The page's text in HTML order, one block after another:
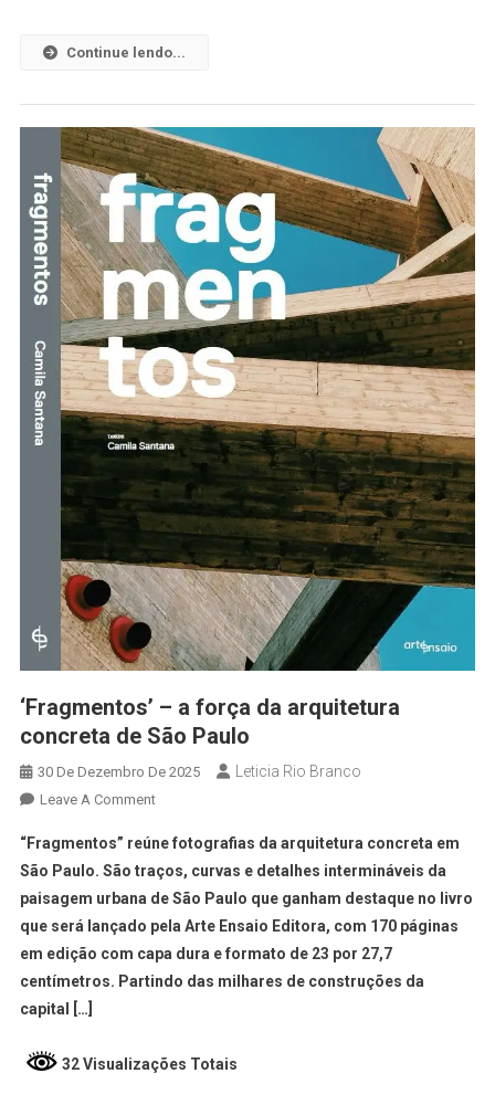
Continue lendo...
‘Fragmentos’ – a força da arquitetura
concreta de São Paulo
30 De Dezembro De 2025 Leticia Rio Branco
Leave A Comment
“Fragmentos” reúne fotografias da arquitetura concreta em
São Paulo. São traços, curvas e detalhes intermináveis da
paisagem urbana de São Paulo que ganham destaque no livro
que será lançado pela Arte Ensaio Editora, com 170 páginas
em edição com capa dura e formato de 23 por 27,7
centímetros. Partindo das milhares de construções da
capital […]
32 Visualizações Totais